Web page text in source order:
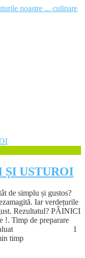
USTUROI
de simplu și gustos?
Iar verdețurile
Rezultatul? PÂINICI
Timp de preparare
dospire aluat 1
timp